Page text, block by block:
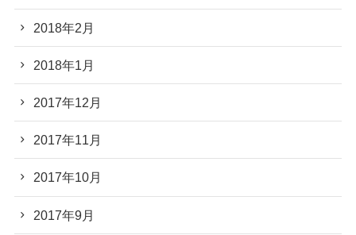
2018年2月
2018年1月
2017年12月
2017年11月
2017年10月
2017年9月